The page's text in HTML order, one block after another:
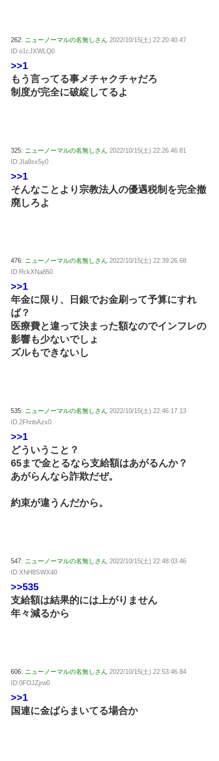
262: ニューノーマルの名無しさん 2022/10/15(土) 22:20:40.47
ID:o1cJXWLQ0
>>1
もう言ってる事メチャクチャだろ
制度が完全に破綻してるよ
325: ニューノーマルの名無しさん 2022/10/15(土) 22:26:46.81
ID:JIa8sx5y0
>>1
そんなことより宗教法人の優遇税制を完全撤
廃しろよ
476: ニューノーマルの名無しさん 2022/10/15(土) 22:39:26.68
ID:RckXNa850
>>1
年金に限り、日銀でお金刷って予算にすれ
ば？
医療費と違って決まった額なのでインフレの
影響も少ないでしょ
ズルもできないし
535: ニューノーマルの名無しさん 2022/10/15(土) 22:46:17.13
ID:2FhnbAzx0
>>1
どういうこと？
65まで金とるなら支給額はあがるんか？
あがらんなら詐欺だぜ。
約束が違うんだから。
547: ニューノーマルの名無しさん 2022/10/15(土) 22:48:03.46
ID:XNH8SWX40
>>535
支給額は結果的には上がりません
年々減るから
606: ニューノーマルの名無しさん 2022/10/15(土) 22:53:46.84
ID:0FOJZjrw0
>>1
国連に金ばらまいてる場合か